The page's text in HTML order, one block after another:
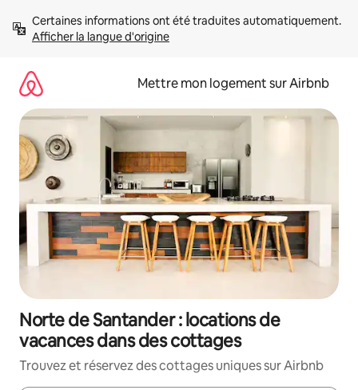
directement
Afficher la langue d'origine
Mettre mon logement sur Airbnb
Norte de Santander : locations de
vacances dans des cottages
Trouvez et réservez des cottages uniques sur Airbnb